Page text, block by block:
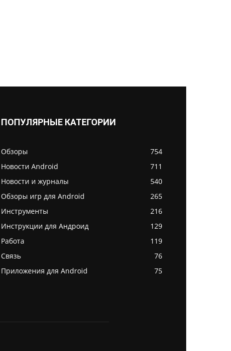
ПОПУЛЯРНЫЕ КАТЕГОРИИ
Обзоры
754
Новости Android
711
Новости и журналы
540
Обзоры игр для Android
265
Инструменты
216
Инструкции для Андроид
129
Работа
119
Связь
76
Приложения для Android
75